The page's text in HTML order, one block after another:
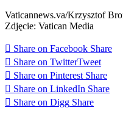
Vaticannews.va/Krzysztof
Zdjęcie: Vatican Media
Share on Facebook Share
Share on TwitterTweet
Share on Pinterest Share
Share on LinkedIn Share
Share on Digg Share